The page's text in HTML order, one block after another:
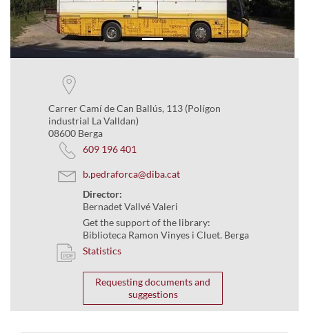
Carrer Camí de Can Ballús, 113 (Polígon
industrial La Valldan)
08600 Berga
609 196 401
b.pedraforca@diba.cat
Director:
Bernadet Vallvé Valeri
Get the support of the library:
Biblioteca Ramon Vinyes i Cluet. Berga
Statistics
Requesting documents and
suggestions